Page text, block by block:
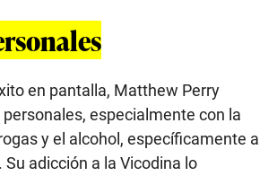
en pantalla, Matthew Perry
especialmente con la
y el alcohol, específicamente a
adicción a la Vicodina lo